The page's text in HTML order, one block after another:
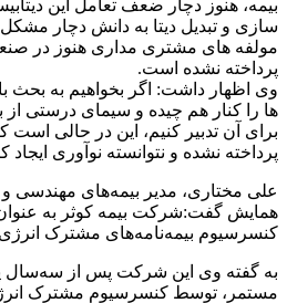
بیمه، هنوز دچار ضعف تعامل این
سازی و تبدیل دیتا به دانش دچار
مولفه های مشتری مداری هنوز در
پرداخته نشده است.
وی اظهار داشت: اگر بخواهیم به بحث
ها را کنار هم چیده و سیمای درستی از
برای آن تدبیر کنیم، این در حالی
پرداخته نشده و نتوانسته نوآوری ایجاد
علی مختاری، مدیر بیمه‌های مهندسی و
همایش گفت:شرکت بیمه کوثر به
کنسرسیوم بیمه‌نامه‌های مشترک
به گفته وی این شرکت پس از سه‌سال
مستمر، توسط کنسرسیوم مشترک